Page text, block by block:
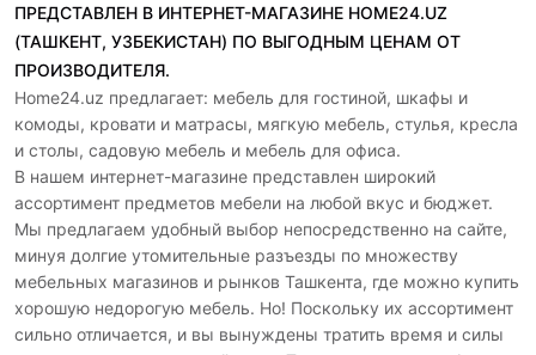
ПРЕДСТАВЛЕН В ИНТЕРНЕТ-МАГАЗИНЕ HOME24.UZ
(ТАШКЕНТ, УЗБЕКИСТАН) ПО ВЫГОДНЫМ ЦЕНАМ ОТ
ПРОИЗВОДИТЕЛЯ.
Home24.uz предлагает: мебель для гостиной, шкафы и
комоды, кровати и матрасы, мягкую мебель, стулья, кресла
и столы, садовую мебель и мебель для офиса.
В нашем интернет-магазине представлен широкий
ассортимент предметов мебели на любой вкус и бюджет.
Мы предлагаем удобный выбор непосредственно на сайте,
минуя долгие утомительные разъезды по множеству
мебельных магазинов и рынков Ташкента, где можно купить
хорошую недорогую мебель. Но! Поскольку их ассортимент
сильно отличается, и вы вынуждены тратить время и силы